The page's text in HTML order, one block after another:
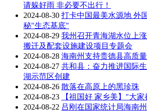
请躲好雨 非必要不出行！
2024-08-30 打卡中国最美水源地 外
秘"生态基底"
2024-08-29 我州召开青海湖水位上
搬迁及配套设施建设项目专题会
2024-08-28 海南州支持贵德县高质
2024-08-27 共和县：奋力推进国际
湖示范区创建
2024-08-26 散落在高原上的黑珍珠
2024-08-23
【祖国好 家乡美】"大
2024-08-22 吕刚在国家统计局海南